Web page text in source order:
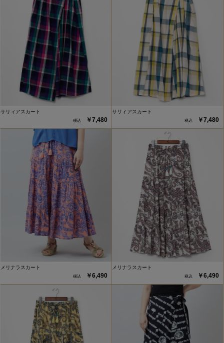
サリィアスカート
￥7,480
サリィアスカート
￥7,480
メリナラスカート
￥6,490
メリナラスカート
￥6,490